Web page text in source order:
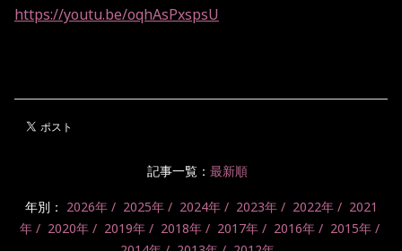
https://youtu.be/oqhAsPxspsU
記事一覧： 最新順
年別： 2026年 2025年 2024年 2023年 2022年
2021
年
2020年 2019年 2018年 2017年 2016年
2015年